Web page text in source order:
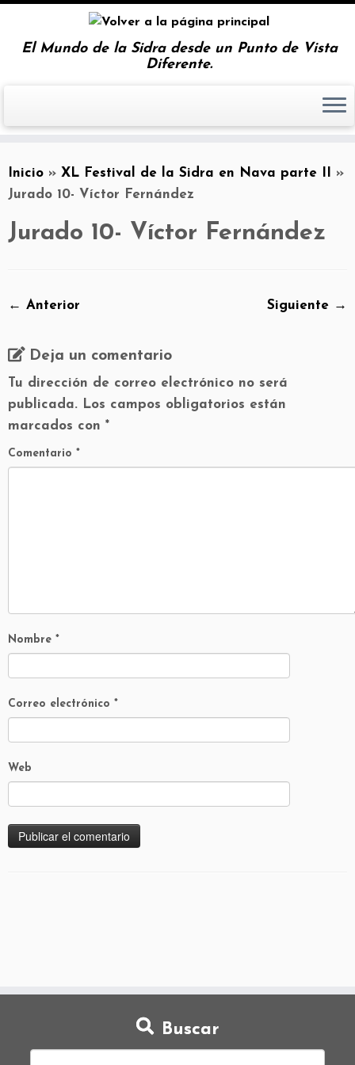
El Mundo de la Sidra desde un Punto de Vista
Diferente.
Inicio » XL Festival de la Sidra en Nava parte II »
Jurado 10- Víctor Fernández
Jurado 10- Víctor Fernández
← Anterior Siguiente →
Deja un comentario
Tu dirección de correo electrónico no será
publicada. Los campos obligatorios están
marcados con *
Comentario *
Nombre *
Correo electrónico *
Web
Buscar